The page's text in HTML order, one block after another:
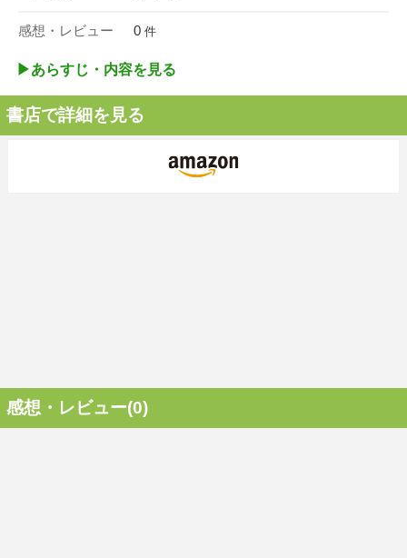
感想・レビュー 0 件
▶︎あらすじ・内容を見る
書店で詳細を見る
感想・レビュー(0)